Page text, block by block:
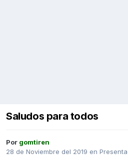
Saludos para todos
Por gomtiren
28 de Noviembre del 2019 en